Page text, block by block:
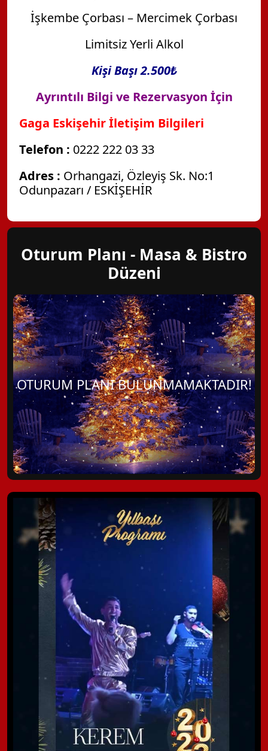
İşkembe Çorbası – Mercimek Çorbası
Limitsiz Yerli Alkol
Kişi Başı 2.500₺
Ayrıntılı Bilgi ve Rezervasyon İçin
Gaga Eskişehir İletişim Bilgileri
Telefon : 0222 222 03 33
Adres : Orhangazi, Özleyiş Sk. No:1
Odunpazarı / ESKİŞEHİR
Oturum Planı - Masa & Bistro
Düzeni
OTURUM PLANI BULUNMAMAKTADIR!